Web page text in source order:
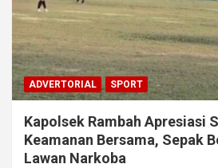
ADVERTORIAL SPORT
Kapolsek Rambah Apresiasi
Keamanan Bersama, Sepak
Lawan Narkoba